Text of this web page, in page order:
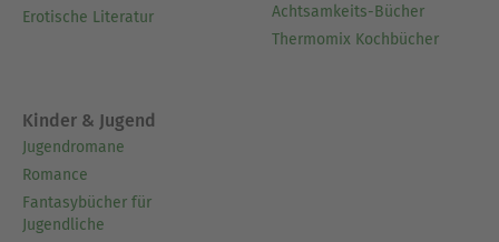
Erotische Literatur
Achtsamkeits-Bücher
Thermomix Kochbücher
Kinder & Jugend
Jugendromane
Romance
Fantasybücher für
Jugendliche